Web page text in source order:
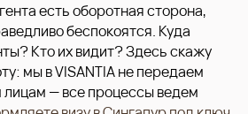
есть оборотная сторона,
беспокоятся. Куда
Кто их видит? Здесь скажу
мы в VISANTIA не передаем
— все процессы ведем